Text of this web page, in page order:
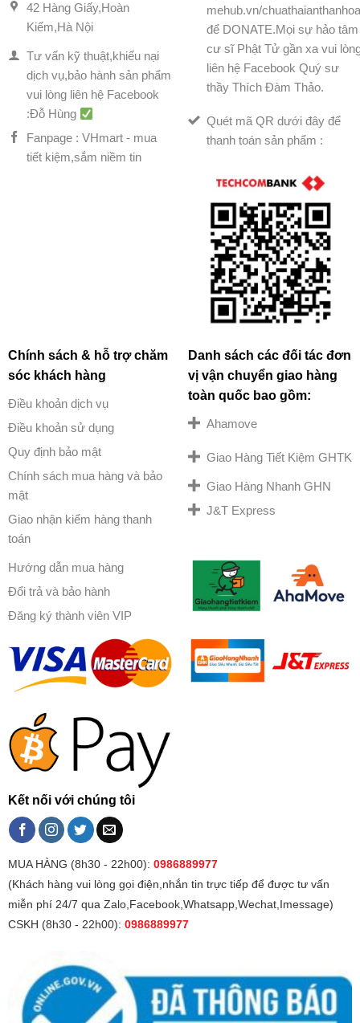
42 Hàng Giấy,Hoàn
Kiếm,Hà Nội
Tư vấn kỹ thuật,khiếu nại
dịch vụ,bảo hành sản phẩm
vui lòng liên hệ Facebook
:Đỗ Hùng
Fanpage : VHmart - mua
tiết kiệm,sắm niềm tin
mehub.vn/
để DONATE.Mọi sự hảo tâm
cư sĩ Phật Tử gần xa vui
liên hệ Facebook Quý sư
thầy Thích Đàm Thảo.
Quét mã QR dưới đây để
thanh toán sản phẩm :
Chính sách & hỗ trợ chăm
sóc khách hàng
Điều khoản dịch vụ
Điều khoản sử dụng
Quy định bảo mật
Chính sách mua hàng và bảo
mật
Giao nhận kiểm hàng thanh
toán
Hướng dẫn mua hàng
Đổi trả và bảo hành
Đăng ký thành viên VIP
Danh sách các đối tác đơn
vị vận chuyển giao hàng
toàn quốc bao gồm:
Ahamove
Giao Hàng Tiết Kiệm GHTK
Giao Hàng Nhanh GHN
J&T Express
Kết nối với chúng tôi
MUA HÀNG (8h30 - 22h00): 0986889977
(Khách hàng vui lòng gọi điện,nhắn tin trực tiếp để được tư vấn
miễn phí 24/7 qua Zalo,Facebook,Whatsapp,Wechat,Imessage)
CSKH (8h30 - 22h00): 0986889977